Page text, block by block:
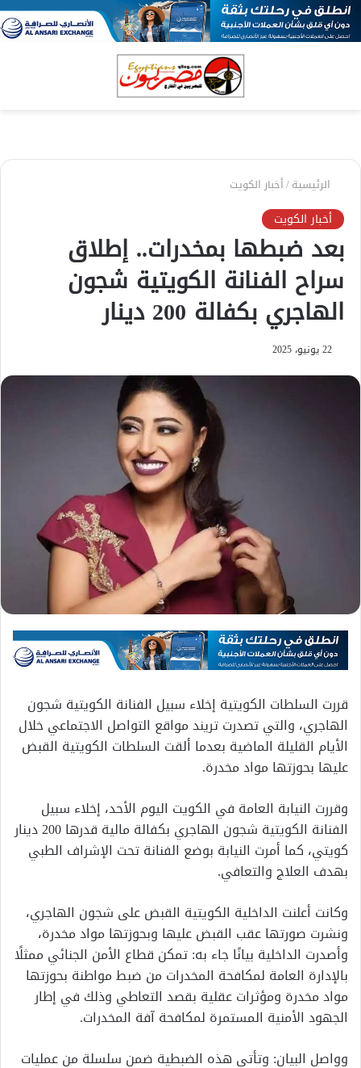
الرئيسية/أخبار الكويت
أخبار الكويت
بعد ضبطها بمخدرات.. إطلاق
سراح الفنانة الكويتية شجون
الهاجري بكفالة 200 دينار
22 يونيو، 2025
قررت السلطات الكويتية إخلاء سبيل الفنانة الكويتية شجون
الهاجري، والتي تصدرت تريند مواقع التواصل الاجتماعي خلال
الأيام القليلة الماضية بعدما ألقت السلطات الكويتية القبض
عليها بحوزتها مواد مخدرة.
وقررت النيابة العامة في الكويت اليوم الأحد، إخلاء سبيل
الفنانة الكويتية شجون الهاجري بكفالة مالية قدرها 200 دينار
كويتي، كما أمرت النيابة بوضع الفنانة تحت الإشراف الطبي
بهدف العلاج والتعافي.
وكانت أعلنت الداخلية الكويتية القبض على شجون الهاجري،
ونشرت صورتها عقب القبض عليها وبحوزتها مواد مخدرة،
وأصدرت الداخلية بيانًا جاء به: تمكن قطاع الأمن الجنائي ممثلًا
بالإدارة العامة لمكافحة المخدرات من ضبط مواطنة بحوزتها
مواد مخدرة ومؤثرات عقلية بقصد التعاطي وذلك في إطار
الجهود الأمنية المستمرة لمكافحة آفة المخدرات.
وواصل البيان: وتأتي هذه الضبطية ضمن سلسلة من عمليات